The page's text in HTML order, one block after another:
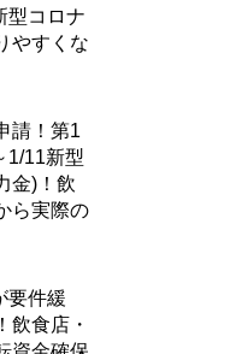
型コロナ
やすくな
請！第1
1/11新型
金)！飲
ら実際の
要件緩
飲食店・